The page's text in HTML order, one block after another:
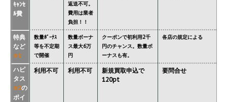
ｷｬﾝｾ
ﾙ費
返送不可。
費用は業者
負担！！
特典
など
※1
数量ﾎﾞｰﾅｽ
等を不定期
で開催
数量ボーナ
ス最大6万
円
クーポンで初利用2千
円のチャンス。数量ボ
ーナスも有。
各店の規定による
ハピ
タス
※2の
ポイ
利用不可 利用不可
新規買取申込で
120pt
要問合せ